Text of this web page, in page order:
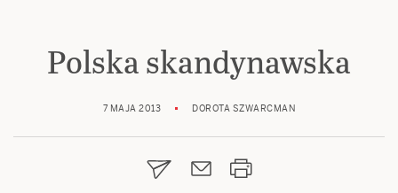
Polska skandynawska
7 MAJA 2013 DOROTA SZWARCMAN